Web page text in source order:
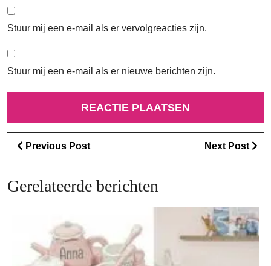
Stuur mij een e-mail als er vervolgreacties zijn.
Stuur mij een e-mail als er nieuwe berichten zijn.
Berichtnavigatie
Previous PostPrevious
Post
Next Post
Gerelateerde berichten